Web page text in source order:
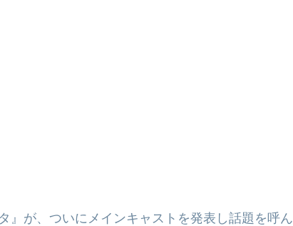
』が、ついにメインキャストを発表し話題を呼ん